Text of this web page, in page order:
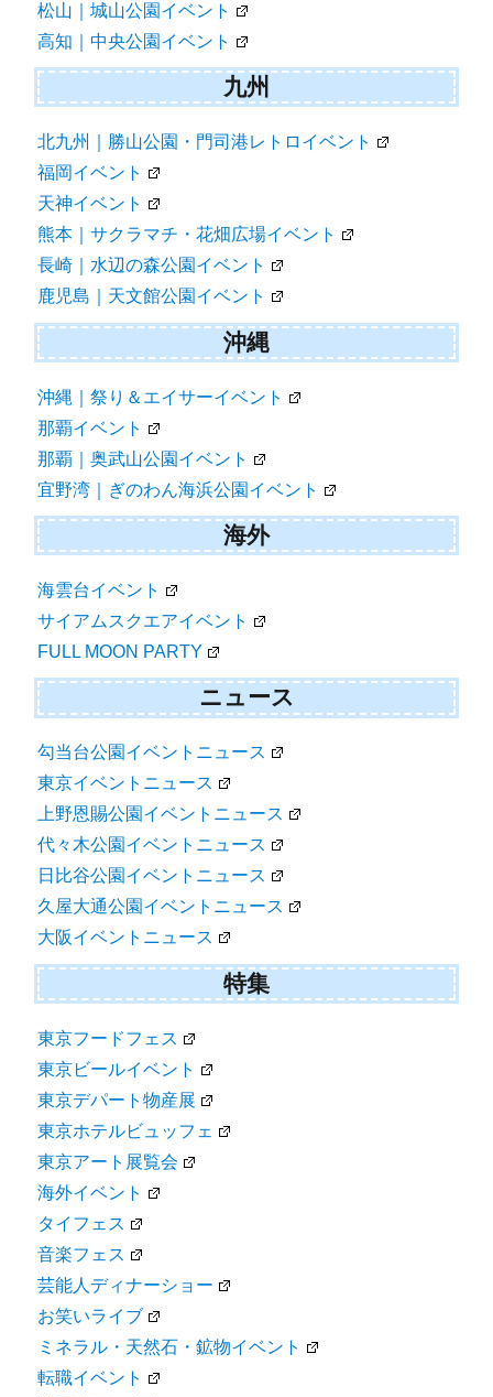
松山｜城山公園イベント
高知｜中央公園イベント
九州
北九州｜勝山公園・門司港レトロイベント
福岡イベント
天神イベント
熊本｜サクラマチ・花畑広場イベント
長崎｜水辺の森公園イベント
鹿児島｜天文館公園イベント
沖縄
沖縄｜祭り＆エイサーイベント
那覇イベント
那覇｜奥武山公園イベント
宜野湾｜ぎのわん海浜公園イベント
海外
海雲台イベント
サイアムスクエアイベント
FULL MOON PARTY
ニュース
勾当台公園イベントニュース
東京イベントニュース
上野恩賜公園イベントニュース
代々木公園イベントニュース
日比谷公園イベントニュース
久屋大通公園イベントニュース
大阪イベントニュース
特集
東京フードフェス
東京ビールイベント
東京デパート物産展
東京ホテルビュッフェ
東京アート展覧会
海外イベント
タイフェス
音楽フェス
芸能人ディナーショー
お笑いライブ
ミネラル・天然石・鉱物イベント
転職イベント